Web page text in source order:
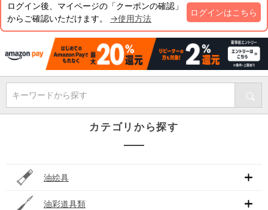
ログイン後、マイページの「クーポンの確認」
からご確認いただけます。 →使用方法
ログインはこちら
キーワードから探す
カテゴリから探す
油絵具
油彩道具類